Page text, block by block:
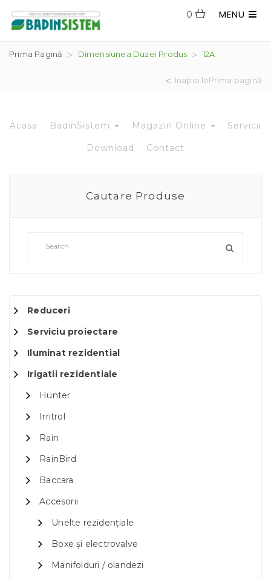
MENU
0
Prima Pagină Dimensiunea Duzei Produs 12A
Inapoi laPrima pagină
Acasa BadinSistem Magazin Online Servicii
Download Contact
Cautare Produse
Reduceri
Serviciu proiectare
Iluminat rezidential
Irigatii rezidentiale
Hunter
Irritrol
Rain
RainBird
Baccara
Accesorii
Unelte rezidențiale
Boxe și electrovalve
Manifolduri / olandezi